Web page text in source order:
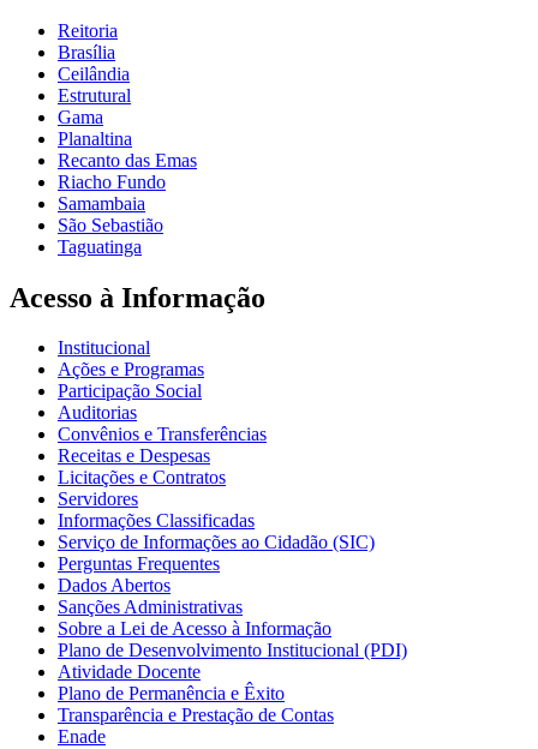
Reitoria
Brasília
Ceilândia
Estrutural
Gama
Planaltina
Recanto das Emas
Riacho Fundo
Samambaia
São Sebastião
Taguatinga
Acesso à Informação
Institucional
Ações e Programas
Participação Social
Auditorias
Convênios e Transferências
Receitas e Despesas
Licitações e Contratos
Servidores
Informações Classificadas
Serviço de Informações ao Cidadão (SIC)
Perguntas Frequentes
Dados Abertos
Sanções Administrativas
Sobre a Lei de Acesso à Informação
Plano de Desenvolvimento Institucional (PDI)
Atividade Docente
Plano de Permanência e Êxito
Transparência e Prestação de Contas
Enade